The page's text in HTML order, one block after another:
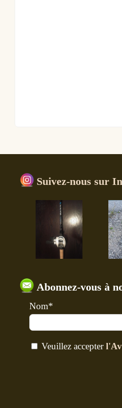
Suivez-nous sur
Abonnez-vous à
Nom*
Veuillez accepter